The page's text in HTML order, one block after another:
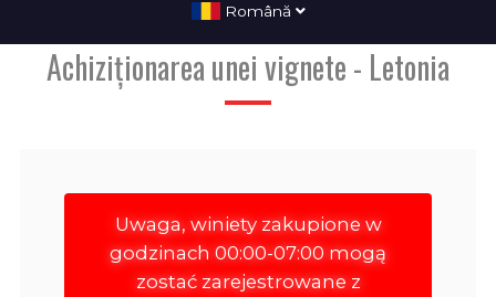
Română
Achiziționarea unei vignete - Letonia
Uwaga, winiety zakupione w
godzinach 00:00-07:00 mogą
zostać zarejestrowane z